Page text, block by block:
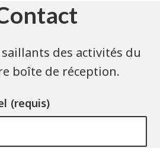
saillants des activités du
boîte de réception.